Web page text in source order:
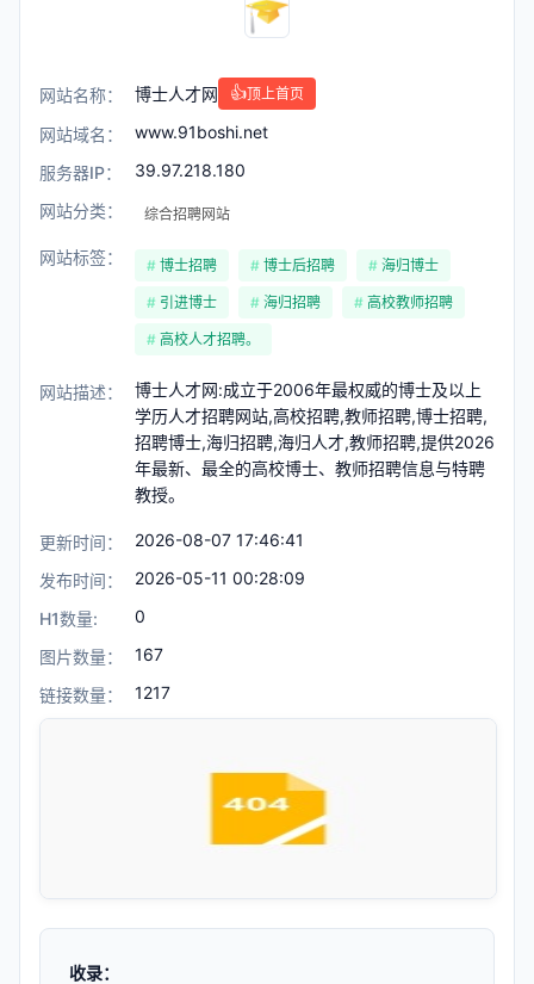
网站名称： 博士人才网 👍顶上首页
网站域名：
www.91boshi.net
服务器IP：
39.97.218.180
网站分类：
综合招聘网站
网站标签： 博士招聘 博士后招聘 海归博士
引进博士 海归招聘 高校教师招聘
高校人才招聘。
网站描述：
博士人才网:成立于2006年最权威的博士及以上
学历人才招聘网站,高校招聘,教师招聘,博士招聘,
招聘博士,海归招聘,海归人才,教师招聘,提供2026
年最新、最全的高校博士、教师招聘信息与特聘
教授。
更新时间：
2026-08-07 17:46:41
发布时间：
2026-05-11 00:28:09
H1数量:
0
图片数量：
167
链接数量：
1217
收录：